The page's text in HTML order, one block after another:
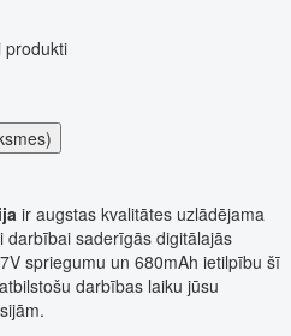
produkti
ir augstas kvalitātes uzlādējama
darbībai saderīgās digitālajās
spriegumu un 680mAh ietilpību šī
darbības laiku jūsu